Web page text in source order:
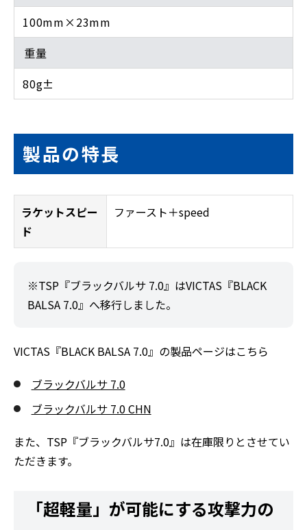
100mm×23mm
重量
80g±
製品の特長
ラケットスピー
ド
ファースト＋speed
※TSP『ブラックバルサ 7.0』はVICTAS『BLACK
BALSA 7.0』へ移行しました。
VICTAS『BLACK BALSA 7.0』の製品ページはこちら
ブラックバルサ 7.0
ブラックバルサ 7.0 CHN
また、TSP『ブラックバルサ7.0』は在庫限りとさせてい
ただきます。
「超軽量」が可能にする攻撃力の